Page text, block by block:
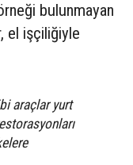
bulunmayan
el işçiliğiyle
araçlar yurt